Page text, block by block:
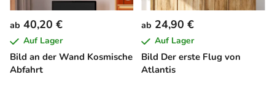
Bild an der Wand Kosmische
Abfahrt
ab 40,20 €
Auf Lager
Bild Der erste Flug von
Atlantis
ab 24,90 €
Auf Lager